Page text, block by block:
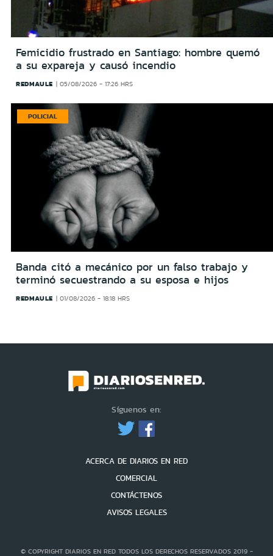
Femicidio frustrado en Santiago: hombre quemó
a su expareja y causó incendio
REDMAULE 05/08/2026 - 17:26 HRS
POLICIAL
Banda citó a mecánico por un falso trabajo y
terminó secuestrando a su esposa e hijos
REDMAULE 01/08/2026 - 18:18 HRS
Síguenos en:
ACERCA DE DIARIOS EN RED
COMERCIAL
CONTÁCTENOS
AVISOS LEGALES
© COPYRIGHT DIARIOS EN RED TODOS LOS DERECHOS RESERVADOS 2019 -